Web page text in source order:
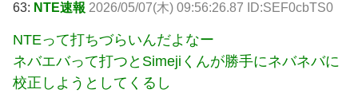
63: NTE速報 2026/05/07(木) 09:56:26.87 ID:SEF0cbTS0
NTEって打ちづらいんだよなー
ネバエバって打つとSimejiくんが勝手にネバネバに
校正しようとしてくるし